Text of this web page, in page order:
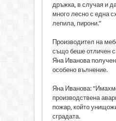
дръжка, в случая и
много лесно с една
лепила, пирони.”
Производител на
също беше отличен с
Яна Иванова
особено вълнение.
Яна Иванова:
производствена
пожар, който
сградата.